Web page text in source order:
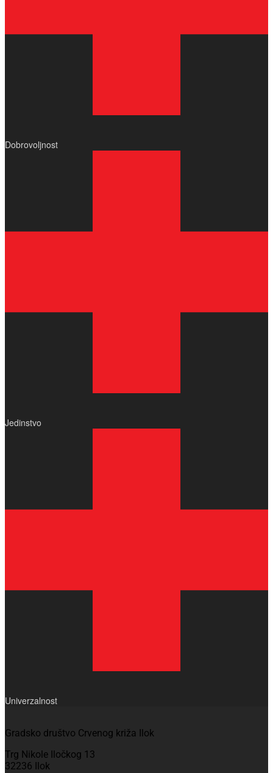
Dobrovoljnost
Jedinstvo
Univerzalnost
Gradsko društvo Crvenog križa Ilok
Trg Nikole Iločkog 13
32236 Ilok